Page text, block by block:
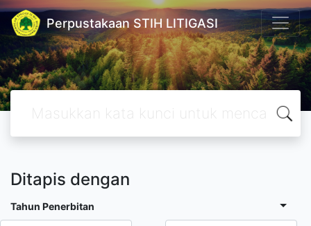
Perpustakaan STIH LITIGASI
Ditapis dengan
Tahun Penerbitan